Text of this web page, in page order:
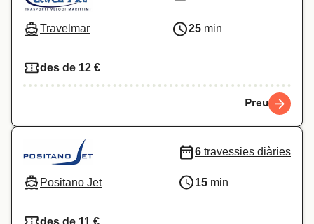
Travelmar 25 min
des de 12 €
Preu
Positano Jet
6 travessies diàries
15 min
des de 11 €